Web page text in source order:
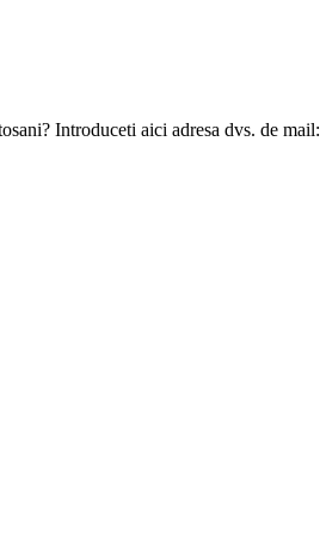
Introduceti aici adresa dvs. de mail: